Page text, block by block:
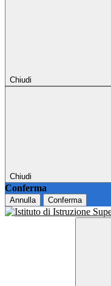
Chiudi
Chiudi
Conferma
Annulla Conferma